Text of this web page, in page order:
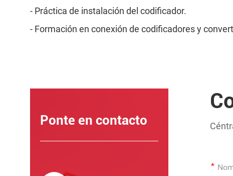
- Práctica de instalación del codificador.
- Formación en conexión de codificadores y
Ponte en contacto